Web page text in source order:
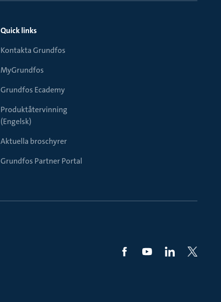
Quick links
Kontakta Grundfos
MyGrundfos
Grundfos Ecademy
Produktåtervinning
(Engelsk)
Aktuella broschyrer
Grundfos Partner Portal